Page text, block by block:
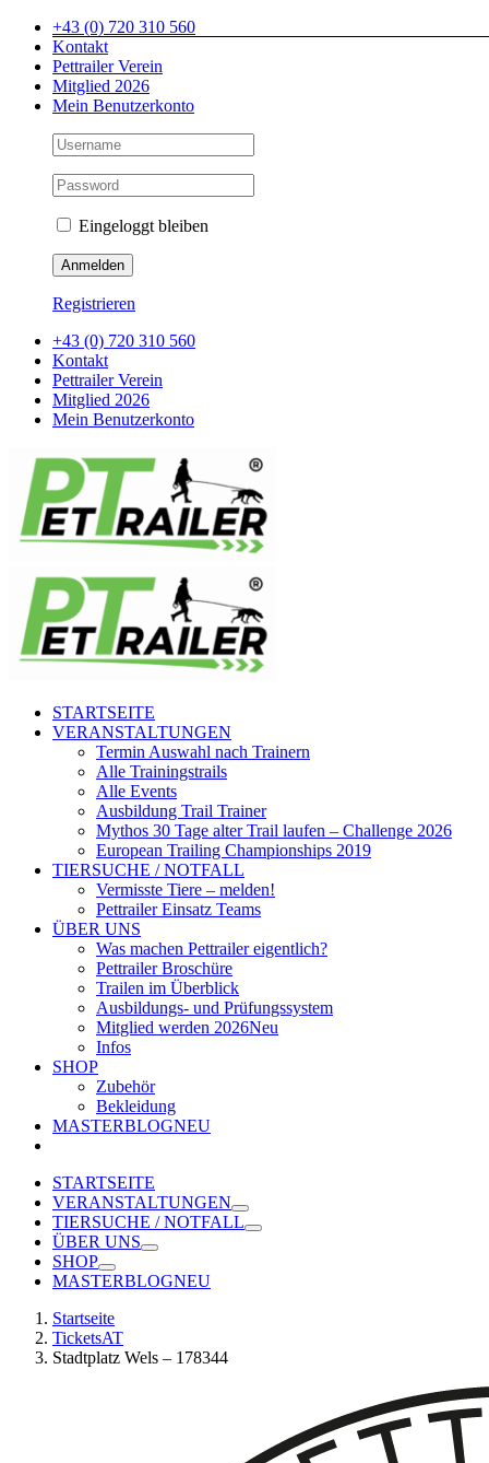
Zum
Inhalt
springen
+43 (0) 720 310 560
Kontakt
Pettrailer Verein
Mitglied 2026
Mein Benutzerkonto
Eingeloggt bleiben
Registrieren
+43 (0) 720 310 560
Kontakt
Pettrailer Verein
Mitglied 2026
Mein Benutzerkonto
Facebook
YouTube
Instagram
STARTSEITE
VERANSTALTUNGEN
Termin Auswahl nach Trainern
Alle Trainingstrails
Alle Events
Ausbildung Trail Trainer
Mythos 30 Tage alter Trail laufen – Challenge 2026
European Trailing Championships 2019
TIERSUCHE / NOTFALL
Vermisste Tiere – melden!
Pettrailer Einsatz Teams
ÜBER UNS
Was machen Pettrailer eigentlich?
Pettrailer Broschüre
Trailen im Überblick
Ausbildungs- und Prüfungssystem
Mitglied werden 2026Neu
Infos
SHOP
Zubehör
Bekleidung
MASTERBLOGNEU
STARTSEITE
VERANSTALTUNGEN
TIERSUCHE / NOTFALL
ÜBER UNS
SHOP
MASTERBLOGNEU
Startseite
TicketsAT
Stadtplatz Wels – 178344